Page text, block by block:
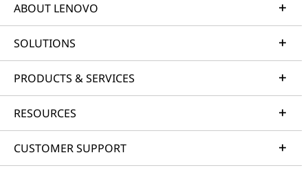
ABOUT LENOVO
SOLUTIONS
PRODUCTS & SERVICES
RESOURCES
CUSTOMER SUPPORT